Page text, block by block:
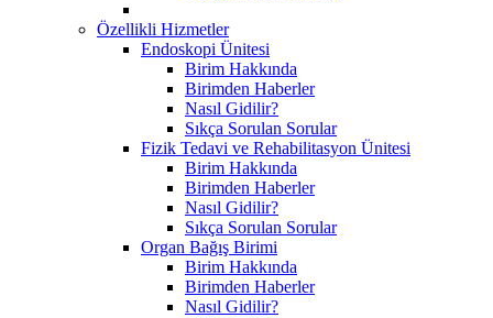
Özellikli Hizmetler
Endoskopi Ünitesi
Birim Hakkında
Birimden Haberler
Nasıl Gidilir?
Sıkça Sorulan Sorular
Fizik Tedavi ve Rehabilitasyon Ünitesi
Birim Hakkında
Birimden Haberler
Nasıl Gidilir?
Sıkça Sorulan Sorular
Organ Bağış Birimi
Birim Hakkında
Birimden Haberler
Nasıl Gidilir?